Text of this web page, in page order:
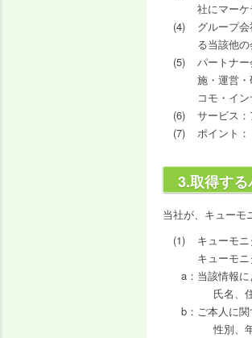
社にマー
グループ
る当該他
パートナ
施・運営
コモ・イ
サービス
ポイント
3.取得す
当社が、キューモ
キューモ
キューモ
当該情報
氏名、
ご本人に
性別、